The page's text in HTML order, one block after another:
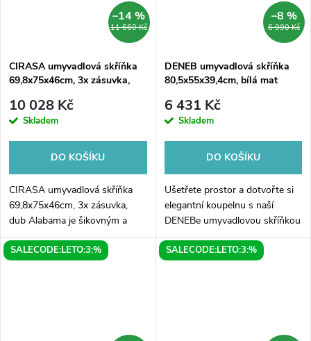
11 660 Kč
–14 %
CIRASA umyvadlová skříňka
69,8x75x46cm, 3x zásuvka,
10 028 Kč
Skladem
DO KOŠÍKU
CIRASA umyvadlová skříňka
69,8x75x46cm, 3x zásuvka,
dub Alabama je šikovným a
praktickým doplňkem vašeho
koupelového interiéru. S
6 990 Kč
–8 %
DENEB umyvadlová skříňka
80,5x55x39,4cm, bílá mat
6 431 Kč
Skladem
DO KOŠÍKU
Ušetřete prostor a dotvořte si
elegantní koupelnu s naší
DENEBe umyvadlovou skříňkou
v bílé matové barvě. S rozměry
80,5x55x39,4 cm se skvěle hodí
SALECODE:LETO:3:% SALECODE:LETO:3:%